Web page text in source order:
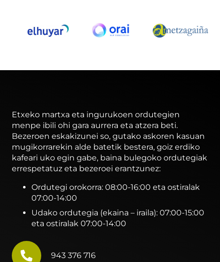
Etxeko martxa eta ingurukoen ordutegien
menpe ibili ohi gara aurrera eta atzera beti.
Bezeroen eskakizunei so, gutako askoren kasuan
mugikorrarekin alde batetik bestera, goiz erdiko
kafeari uko egin gabe, baina bulegoko ordutegiak
errespetatuz eta bezeroei erantzunez:
Ordutegi orokorra: 08:00-16:00 eta ostiralak
07:00-14:00
Udako ordutegia (ekaina – iraila): 07:00-15:00
eta ostiralak 07:00-14:00
943 376 716